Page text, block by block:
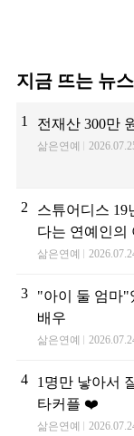
지금 뜨는 뉴스
1 전재산 300만
삶은연예
2
스튜어디스 19
다는 연예인의
삶은연예
3
"아이 둘 엄마"
배우
삶은연예
4
1명만 낳아서
타커플 ❤️
삶은연예